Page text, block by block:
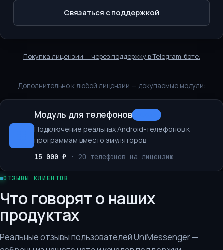
Связаться с поддержкой
Покупка лицензии — через поддержку в Telegram-боте.
Дополнительно к любой лицензии — докупаемые модули:
Модуль для телефонов
Подключение реальных Android-телефонов к
программам вместо эмуляторов
15 000 ₽ · 20 телефонов на лицензию
ОТЗЫВЫ КЛИЕНТОВ
Что говорят о наших
продуктах
Реальные отзывы пользователей UniMessenger —